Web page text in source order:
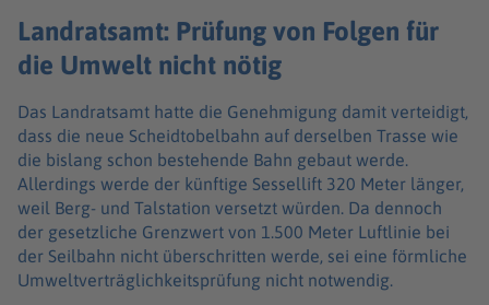
Landratsamt: Prüfung von Folgen für
die Umwelt nicht nötig
Das Landratsamt hatte die Genehmigung damit verteidigt,
dass die neue Scheidtobelbahn auf derselben Trasse wie
die bislang schon bestehende Bahn gebaut werde.
Allerdings werde der künftige Sessellift 320 Meter länger,
weil Berg- und Talstation versetzt würden. Da dennoch
der gesetzliche Grenzwert von 1.500 Meter Luftlinie bei
der Seilbahn nicht überschritten werde, sei eine förmliche
Umweltverträglichkeitsprüfung nicht notwendig.